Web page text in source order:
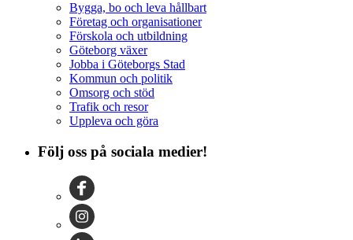
Bygga, bo och leva hållbart
Företag och organisationer
Förskola och utbildning
Göteborg växer
Jobba i Göteborgs Stad
Kommun och politik
Omsorg och stöd
Trafik och resor
Uppleva och göra
Följ oss på sociala medier!